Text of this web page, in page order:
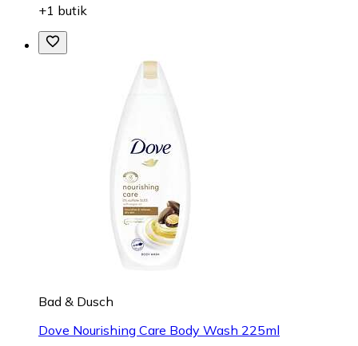
+1 butik
Bad & Dusch
Dove Nourishing Care Body Wash 225ml